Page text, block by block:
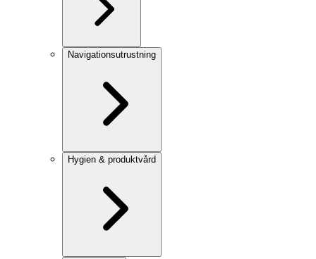
Navigationsutrustning
Hygien & produktvård